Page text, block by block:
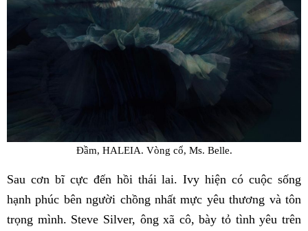
Đầm, HALEIA. Vòng cổ, Ms. Belle.
Sau cơn bĩ cực đến hồi thái lai. Ivy hiện có cuộc sống
hạnh phúc bên người chồng nhất mực yêu thương và tôn
trọng mình. Steve Silver, ông xã cô, bày tỏ tình yêu trên